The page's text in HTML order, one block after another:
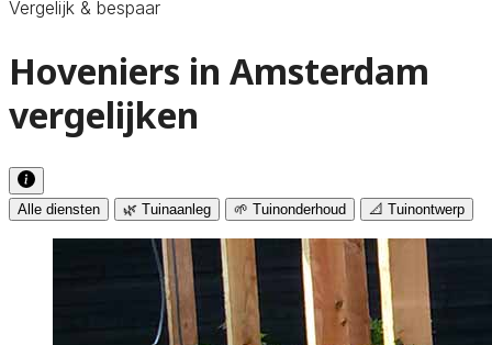
Vergelijk & bespaar
Hoveniers in Amsterdam
vergelijken
Alle diensten 🌿 Tuinaanleg 🌱 Tuinonderhoud 📐 Tuinontwerp